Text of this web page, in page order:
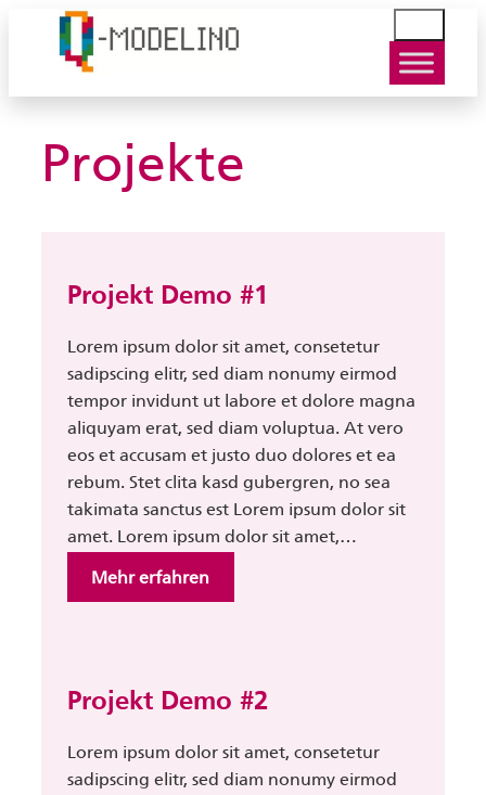
u
c
h
Projekte
Projekt Demo #1
Lorem ipsum dolor sit amet, consetetur
sadipscing elitr, sed diam nonumy eirmod
tempor invidunt ut labore et dolore magna
aliquyam erat, sed diam voluptua. At vero
eos et accusam et justo duo dolores et ea
rebum. Stet clita kasd gubergren, no sea
takimata sanctus est Lorem ipsum dolor sit
amet. Lorem ipsum dolor sit amet,…
Mehr erfahren:
Projekt
Projekt Demo #2
Lorem ipsum dolor sit amet, consetetur
sadipscing elitr, sed diam nonumy eirmod